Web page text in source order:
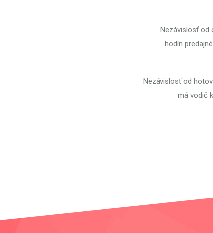
Nezávislosť od
hodín
Nezávislosť od
má vodič